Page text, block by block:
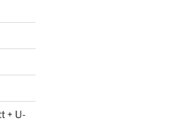
+ U-